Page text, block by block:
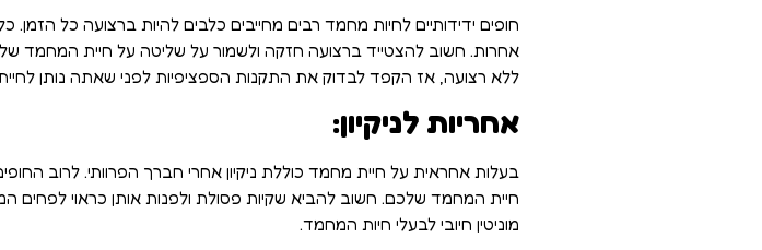
חופים ידידותיים לחיות מחמד רבים מחייבים כלבים להיות ברצועה כל
אחרות. חשוב להצטייד ברצועה חזקה ולשמור על שליטה על חיית המחמד שלך
ללא רצועה, אז הקפד לבדוק את התקנות הספציפיות לפני שאתה נותן
אחריות לניקיון:
בעלות אחראית על חיית מחמד כוללת ניקיון אחרי חברך הפרוותי. לרוב
חיית המחמד שלכם. חשוב להביא שקיות פסולת ולפנות אותן כראוי לפחים
מוניטין חיובי לבעלי חיות המחמד.